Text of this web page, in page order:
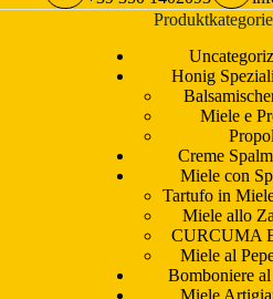
Honig
Miele e
Creme
Miele con
Tartufo in
Miele allo
CURCUMA
Miele al
Bomboniere
Miele